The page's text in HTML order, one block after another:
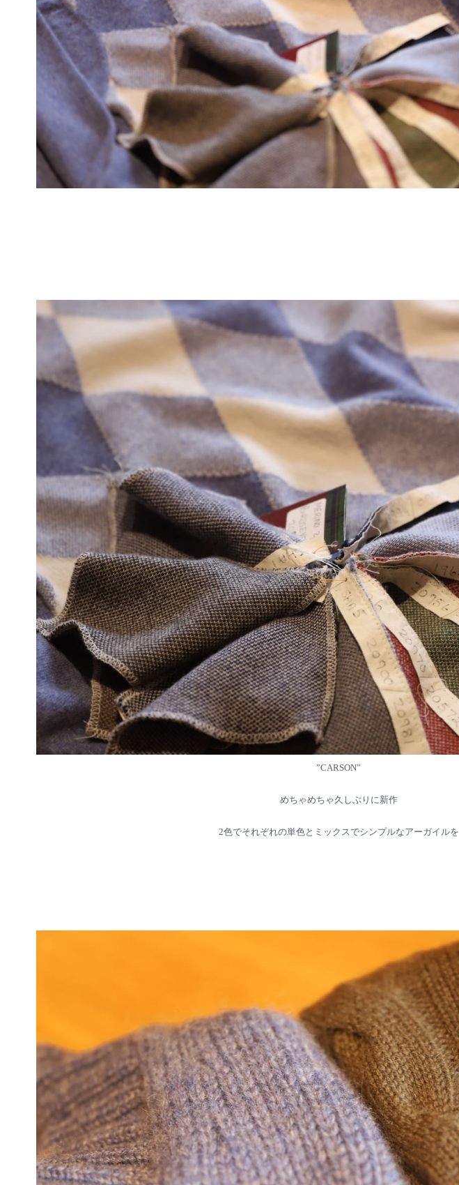
”CARSON”
めちゃめちゃ久しぶりに新作
2色でそれぞれの単色とミックスでシンプルなアーガイルを